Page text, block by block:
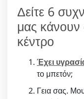
Δείτε 6
μας κάνουν
κέντρο
Έχει
το μπετόν;
Γεια σας.